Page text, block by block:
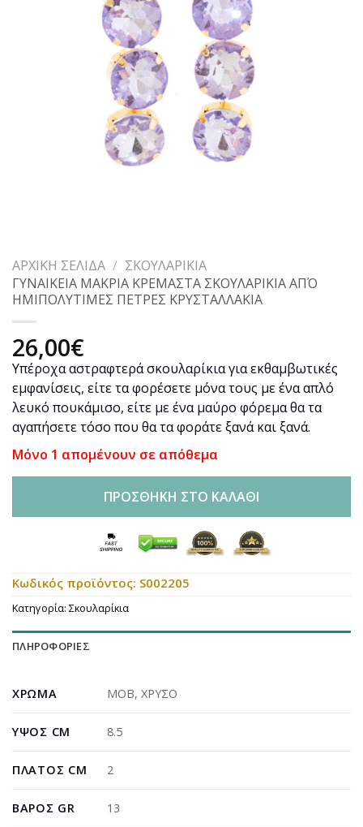
ΑΡΧΙΚΉ ΣΕΛΊΔΑ / ΣΚΟΥΛΑΡΊΚΙΑ
ΓΥΝΑΙΚΕΙΑ ΜΑΚΡΙΑ ΚΡΕΜΑΣΤΑ ΣΚΟΥΛΑΡΙΚΙΑ ΑΠΌ
ΗΜΙΠΟΛΥΤΙΜΕΣ ΠΕΤΡΕΣ ΚΡΥΣΤΑΛΛΑΚΙΑ
26,00€
Υπέροχα αστραφτερά σκουλαρίκια για εκθαμβωτικές
εμφανίσεις, είτε τα φορέσετε μόνα τους με ένα απλό
λευκό πουκάμισο, είτε με ένα μαύρο φόρεμα θα τα
αγαπήσετε τόσο που θα τα φοράτε ξανά και ξανά.
Μόνο 1 απομένουν σε απόθεμα
ΠΡΟΣΘΉΚΗ ΣΤΟ ΚΑΛΆΘΙ
Κωδικός προϊόντος: S002205
Κατηγορία: Σκουλαρίκια
ΠΛΗΡΟΦΟΡΊΕΣ
ΧΡΏΜΑ ΜΟΒ,ΧΡΥΣΟ
ΎΨΟΣ CM 8.5
ΠΛΆΤΟΣ CM 2
ΒΆΡΟΣ GR 13